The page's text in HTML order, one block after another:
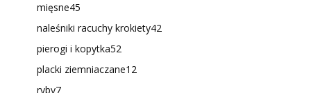
mięsne45
naleśniki racuchy krokiety42
pierogi i kopytka52
placki ziemniaczane12
ryby7